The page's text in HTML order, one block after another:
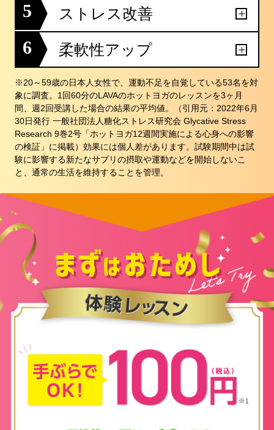
5 ストレス改善
6 柔軟性アップ
※20～59歳の日本人女性で、運動不足を自覚している53名を対
象に調査。1回60分のLAVAのホットヨガのレッスンを3ヶ月
間、週2回受講した場合の結果の平均値。（引用元：2022年6月
30日発行 一般社団法人糖化ストレス研究会 Glycative Stress
Research 9巻2号「ホットヨガ12週間実施による心身への影響
の検証」に掲載）効果には個人差があります。試験期間中は試
験に影響する新たなサプリの摂取や運動などを開始しないこ
と、通常の生活を維持することを管理。